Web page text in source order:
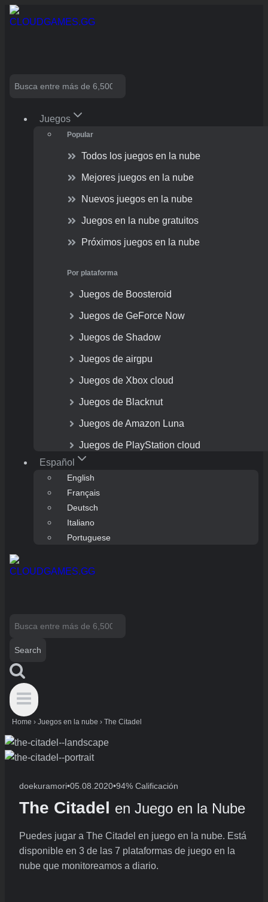
Skip
to
Search
Juegos
Popular
Todos los juegos en la nube
Mejores juegos en la nube
Nuevos juegos en la nube
Juegos en la nube gratuitos
Próximos juegos en la nube
Por plataforma
Juegos de Boosteroid
Juegos de GeForce Now
Juegos de Shadow
Juegos de airgpu
Juegos de Xbox cloud
Juegos de Blacknut
Juegos de Amazon Luna
Juegos de PlayStation cloud
Español
English
Français
Deutsch
Italiano
Portuguese
Search
Home › Juegos en la nube › The Citadel
doekuramori•05.08.2020•94% Calificación
The Citadel en Juego en la Nube
Puedes jugar a The Citadel en juego en la nube. Está
disponible en 3 de las 7 plataformas de juego en la
nube que monitoreamos a diario.